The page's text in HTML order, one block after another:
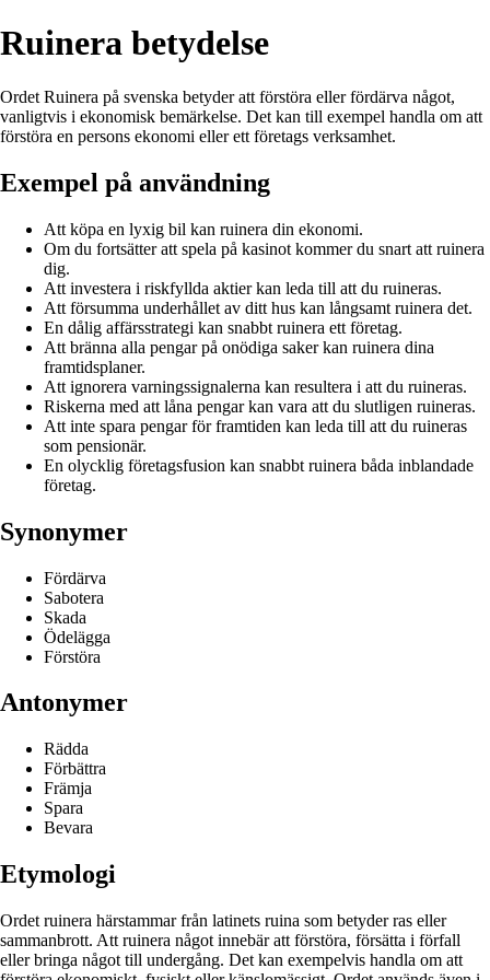
Ruinera betydelse
Ordet Ruinera på svenska betyder att förstöra eller fördärva något,
vanligtvis i ekonomisk bemärkelse. Det kan till exempel handla om att
förstöra en persons ekonomi eller ett företags verksamhet.
Exempel på användning
Att köpa en lyxig bil kan ruinera din ekonomi.
Om du fortsätter att spela på kasinot kommer du snart att ruinera
dig.
Att investera i riskfyllda aktier kan leda till att du ruineras.
Att försumma underhållet av ditt hus kan långsamt ruinera det.
En dålig affärsstrategi kan snabbt ruinera ett företag.
Att bränna alla pengar på onödiga saker kan ruinera dina
framtidsplaner.
Att ignorera varningssignalerna kan resultera i att du ruineras.
Riskerna med att låna pengar kan vara att du slutligen ruineras.
Att inte spara pengar för framtiden kan leda till att du ruineras
som pensionär.
En olycklig företagsfusion kan snabbt ruinera båda inblandade
företag.
Synonymer
Fördärva
Sabotera
Skada
Ödelägga
Förstöra
Antonymer
Rädda
Förbättra
Främja
Spara
Bevara
Etymologi
Ordet ruinera härstammar från latinets ruina som betyder ras eller
sammanbrott. Att ruinera något innebär att förstöra, försätta i förfall
eller bringa något till undergång. Det kan exempelvis handla om att